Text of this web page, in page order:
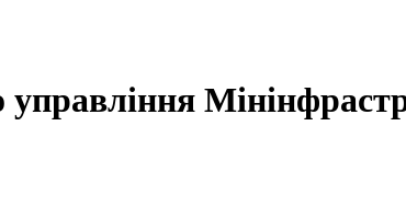
управління